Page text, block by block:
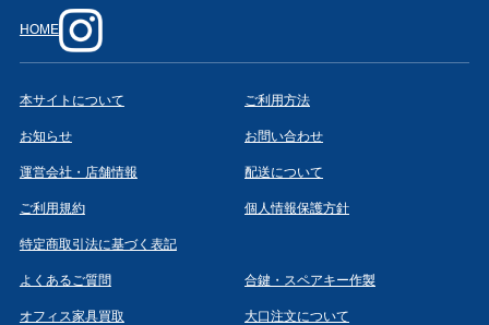
HOME
本サイトについて ご利用方法
お知らせ お問い合わせ
運営会社・店舗情報 配送について
ご利用規約 個人情報保護方針
特定商取引法に基づく表記
よくあるご質問 合鍵・スペアキー作製
オフィス家具買取 大口注文について